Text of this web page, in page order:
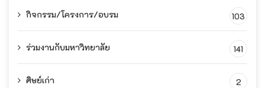
กิจกรรม/โครงการ/อบรม 103
ร่วมงานกับมหาวิทยาลัย 141
ศิษย์เก่า 2